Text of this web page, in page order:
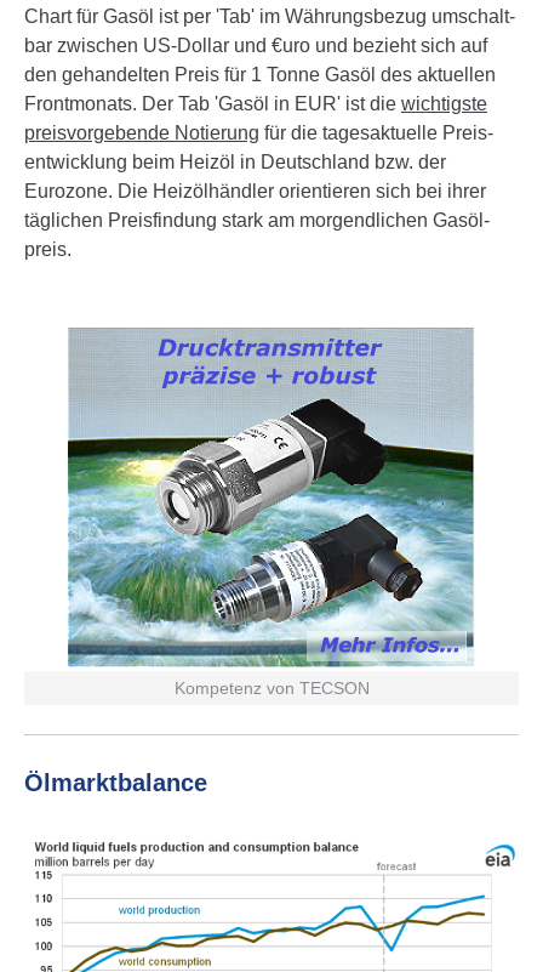
Copyright © 2026 TECSON ▫ ▫ www.tecson.de ▫ ▫
(Aktualisieren mit Strg+F5)
500,00
1000,00
500,00
1000,00
Jan. Feb.Mär. Apr. Mai. Jun. Sep.
2025
2026
Chart für Gasöl ist per 'Tab' im Währ­ungs­bezug um­schalt­
bar zwischen US-Dollar und €uro und bezieht sich auf
den gehan­delten Preis für 1 Tonne Gasöl des aktuellen
Front­monats. Der Tab 'Gasöl in EUR' ist die wich­tigste
preis­vorge­bende Notierung für die tages­aktuelle Preis­
ent­wick­lung beim Heizöl in Deutsch­land bzw. der
Eurozone. Die Heizöl­händler orien­tieren sich bei ihrer
tägli­chen Preis­findung stark am morgend­lichen Gasöl­
preis.
Kompetenz von TECSON
Ölmarkt­ba­lance